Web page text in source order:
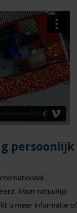
persoonlijk
Maar natuurlijk
u meer informatie of